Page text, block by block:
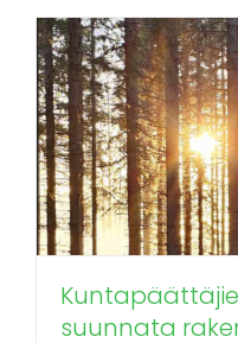
suunnata